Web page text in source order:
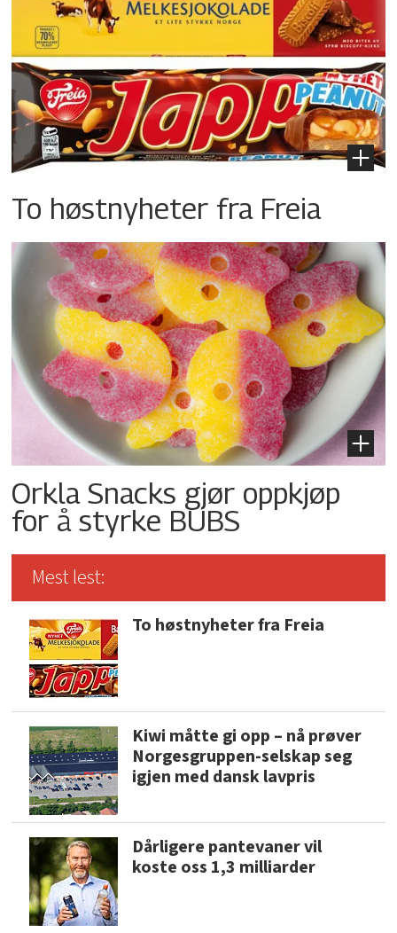
To høstnyheter fra Freia
Orkla Snacks gjør oppkjøp
for å styrke BUBS
Mest lest:
To høstnyheter fra Freia
Kiwi måtte gi opp – nå prøver
Norgesgruppen-selskap seg
igjen med dansk lavpris
Dårligere pantevaner vil
koste oss 1,3 milliarder